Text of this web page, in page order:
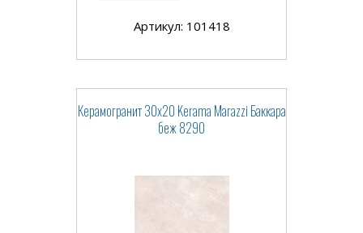
Артикул: 101418
Керамогранит 30x20 Kerama Marazzi Баккара
беж 8290